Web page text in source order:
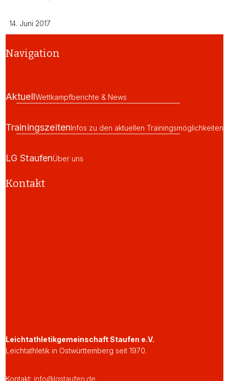
14. Juni 2017
Navigation
AktuellWettkampfberichte & News
TrainingszeitenInfos zu den aktuellen Trainingsmöglichkeiten
LG StaufenÜber uns
Kontakt
Leichtathletikgemeinschaft Staufen e.V.
Leichtathletik in Ostwürttemberg seit 1970.
Kontakt: info@lgstaufen.de